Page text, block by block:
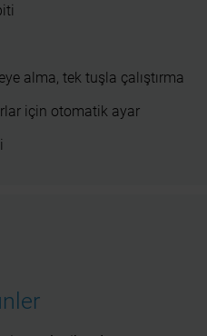
alma, tek tuşla çalıştırma
için otomatik ayar